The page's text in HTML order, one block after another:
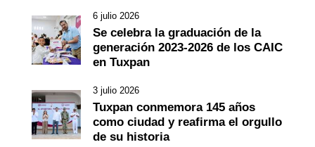
6 julio 2026
Se celebra la graduación de la
generación 2023-2026 de los CAIC
en Tuxpan
3 julio 2026
Tuxpan conmemora 145 años
como ciudad y reafirma el orgullo
de su historia